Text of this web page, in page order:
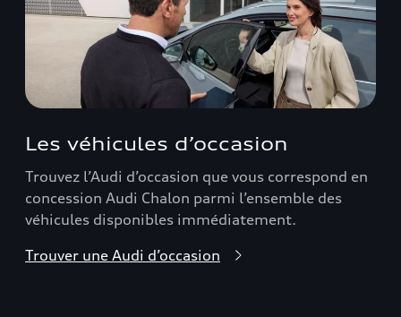
Les véhicules d’occasion
Trouvez l’Audi d’occasion que vous correspond en
concession Audi Chalon parmi l’ensemble des
véhicules disponibles immédiatement.
Trouver une Audi d’occasion